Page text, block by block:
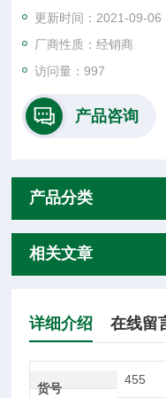
水10ml与6mol/L盐酸
更新时间：2021-09-06
厂商性质：经销商
访问量：997
产品咨询
产品分类
相关文章
详细介绍 在线留
货号
455